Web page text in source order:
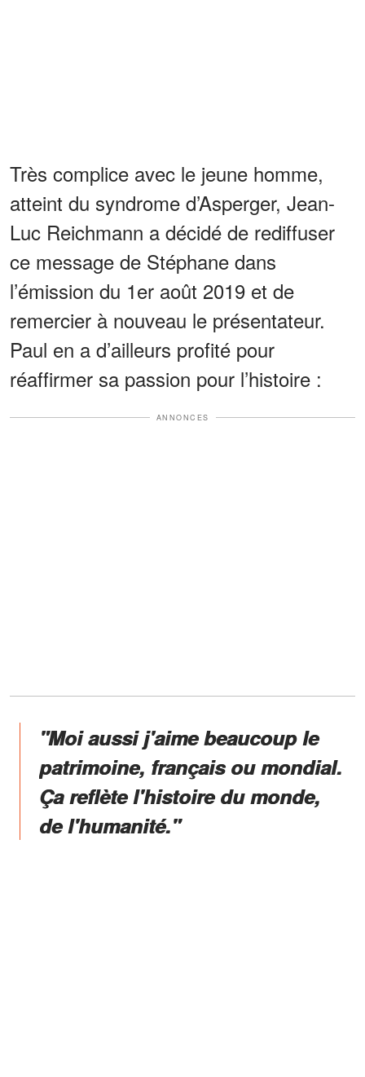
Très complice avec le jeune homme,
atteint du syndrome d’Asperger, Jean-
Luc Reichmann a décidé de rediffuser
ce message de Stéphane dans
l’émission du 1er août 2019 et de
remercier à nouveau le présentateur.
Paul en a d’ailleurs profité pour
réaffirmer sa passion pour l’histoire :
ANNONCES
"Moi aussi j'aime beaucoup le
patrimoine, français ou mondial.
Ça reflète l'histoire du monde,
de l'humanité."